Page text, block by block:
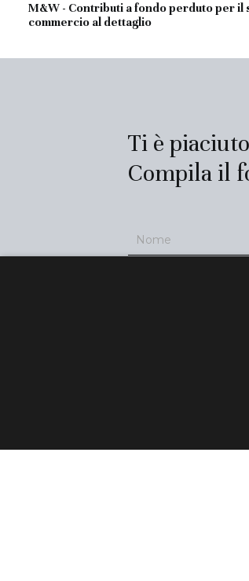
M&W - Contributi a fondo perduto per
commercio al dettaglio
Ti è
Compila il